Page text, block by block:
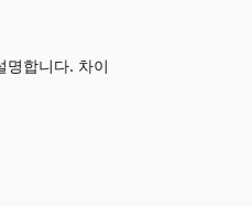
명합니다. 차이